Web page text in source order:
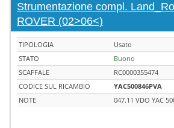
Strumentazione compl.
ROVER (02>06<)
TIPOLOGIA
Usato
STATO
Buono
SCAFFALE
RC0000355474
CODICE SUL RICAMBIO
YAC500846PVA
NOTE
047.11 VDO YAC